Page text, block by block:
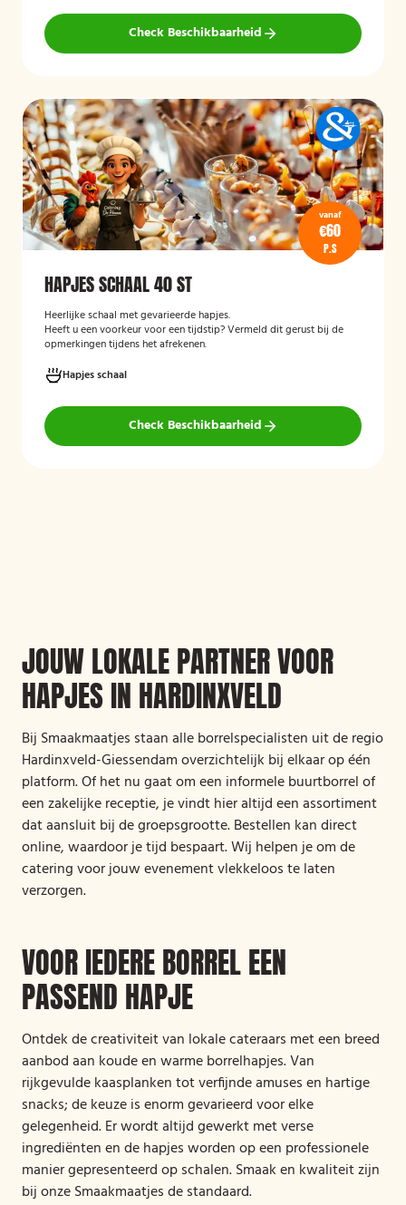
Check Beschikbaarheid
vanaf
€60
P.S
HAPJES SCHAAL 40 ST
Heerlijke schaal met gevarieerde hapjes.
Heeft u een voorkeur voor een tijdstip? Vermeld dit gerust bij de
opmerkingen tijdens het afrekenen.
Hapjes schaal
Check Beschikbaarheid
JOUW LOKALE PARTNER VOOR
HAPJES IN HARDINXVELD
Bij Smaakmaatjes staan alle borrelspecialisten uit de regio
Hardinxveld-Giessendam overzichtelijk bij elkaar op één
platform. Of het nu gaat om een informele buurtborrel of
een zakelijke receptie, je vindt hier altijd een assortiment
dat aansluit bij de groepsgrootte. Bestellen kan direct
online, waardoor je tijd bespaart. Wij helpen je om de
catering voor jouw evenement vlekkeloos te laten
verzorgen.
VOOR IEDERE BORREL EEN
PASSEND HAPJE
Ontdek de creativiteit van lokale cateraars met een breed
aanbod aan koude en warme borrelhapjes. Van
rijkgevulde kaasplanken tot verfijnde amuses en hartige
snacks; de keuze is enorm gevarieerd voor elke
gelegenheid. Er wordt altijd gewerkt met verse
ingrediënten en de hapjes worden op een professionele
manier gepresenteerd op schalen. Smaak en kwaliteit zijn
bij onze Smaakmaatjes de standaard.